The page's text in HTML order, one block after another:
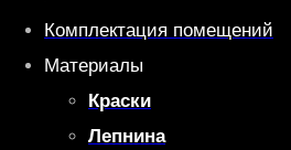
Комплектация помещений
Материалы
Краски
Лепнина